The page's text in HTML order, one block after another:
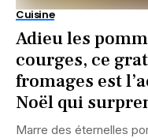
Cuisine
Adieu les
courges, ce
fromages est
Noël qui
Marre des éternelles